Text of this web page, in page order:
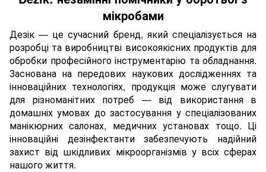
мікробами
Дезік — це сучасний бренд, який спеціалізується на
розробці та виробництві високоякісних продуктів для
обробки професійного інструментарію та обладнання.
Заснована на передових наукових дослідженнях та
інноваційних технологіях, продукція може слугувати
для різноманітних потреб — від використання в
домашніх умовах до застосування у спеціалізованих
манікюрних салонах, медичних установах тощо. Ці
інноваційні дезінфектанти забезпечують надійний
захист від шкідливих мікроорганізмів у всіх сферах
нашого життя.